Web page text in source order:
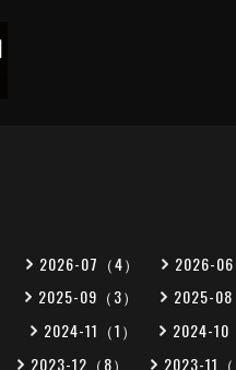
2026-07（4） 2026-06
2025-09（3） 2025-08
2024-11（1） 2024-10
2023-12（8） 2023-11（